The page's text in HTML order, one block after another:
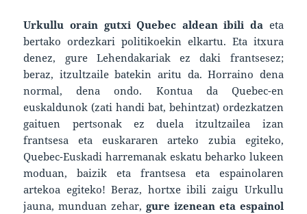
Urkullu orain gutxi Quebec aldean ibili daeta
bertako ordezkari politikoekin elkartu. Eta itxura
denez, gure Lehendakariak ez daki frantsesez;
beraz, itzultzaile batekin aritu da. Horraino dena
normal, dena ondo. Kontua da Quebec-en
euskaldunok (zati handi bat, behintzat) ordezkatzen
gaituen pertsonak ez duela itzultzailea izan
frantsesa eta euskararen arteko zubia egiteko,
Quebec-Euskadi harremanak eskatu beharko lukeen
moduan, baizik eta frantsesa eta espainolaren
artekoa egiteko! Beraz, hortxe ibili zaigu Urkullu
jauna, munduan zehar, gure izenean eta espainol